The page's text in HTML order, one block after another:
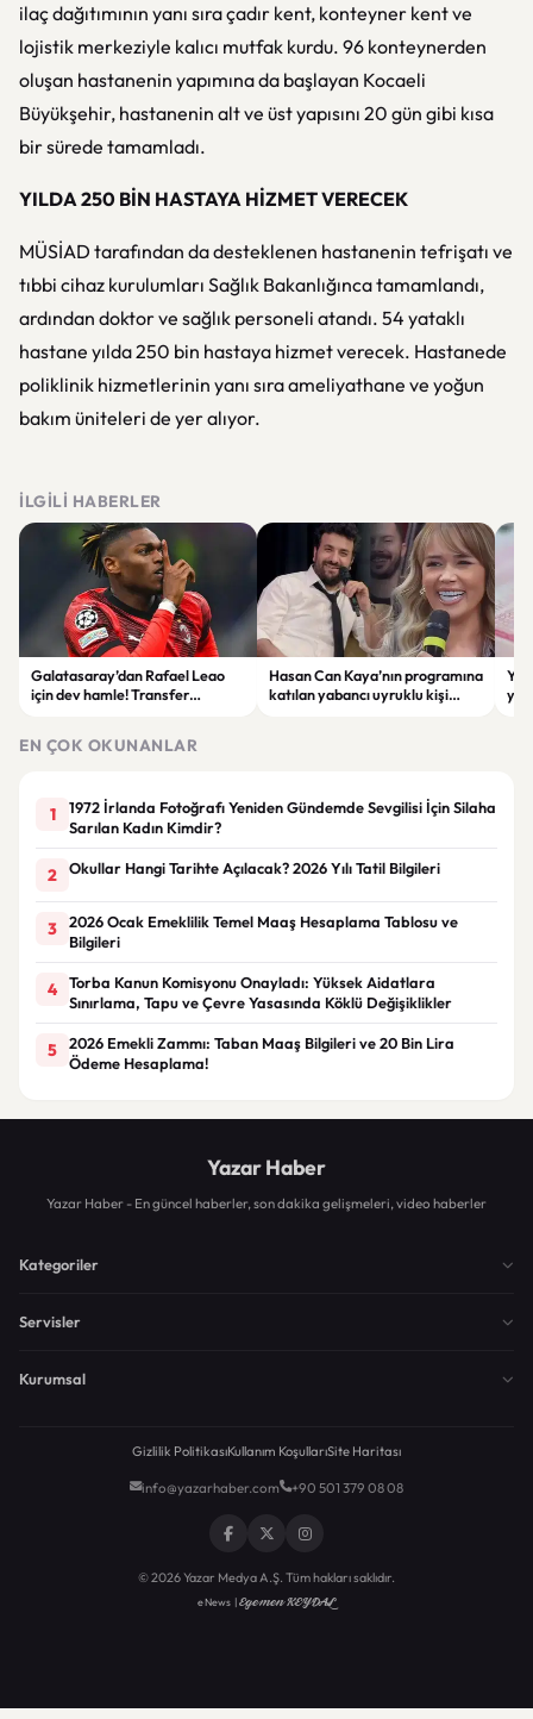
ilaç dağıtımının yanı sıra çadır kent, konteyner kent ve
lojistik merkeziyle kalıcı mutfak kurdu. 96 konteynerden
oluşan hastanenin yapımına da başlayan Kocaeli
Büyükşehir, hastanenin alt ve üst yapısını 20 gün gibi kısa
bir sürede tamamladı.
YILDA 250 BİN HASTAYA HİZMET VERECEK
MÜSİAD tarafından da desteklenen hastanenin tefrişatı ve
tıbbi cihaz kurulumları Sağlık Bakanlığınca tamamlandı,
ardından doktor ve sağlık personeli atandı. 54 yataklı
hastane yılda 250 bin hastaya hizmet verecek. Hastanede
poliklinik hizmetlerinin yanı sıra ameliyathane ve yoğun
bakım üniteleri de yer alıyor.
İLGILI HABERLER
Galatasaray’dan Rafael Leao
için dev hamle! Transfer
Hasan Can Kaya’nın programına
katılan yabancı uyruklu kişi
EN ÇOK OKUNANLAR
1
1972 İrlanda Fotoğrafı Yeniden Gündemde Sevgilisi İçin Silaha
Sarılan Kadın Kimdir?
2 Okullar Hangi Tarihte Açılacak? 2026 Yılı Tatil Bilgileri
3
2026 Ocak Emeklilik Temel Maaş Hesaplama Tablosu ve
Bilgileri
4
Torba Kanun Komisyonu Onayladı: Yüksek Aidatlara
Sınırlama, Tapu ve Çevre Yasasında Köklü Değişiklikler
5
2026 Emekli Zammı: Taban Maaş Bilgileri ve 20 Bin Lira
Ödeme Hesaplama!
Yazar Haber
Yazar Haber - En güncel haberler, son dakika gelişmeleri, video haberler
Kategoriler
Servisler
Kurumsal
Gizlilik PolitikasıKullanım KoşullarıSite Haritası
info@yazarhaber.com +90 501 379 08 08
© 2026 Yazar Medya A.Ş. Tüm hakları saklıdır.
eNews |Egemen KEYDAL